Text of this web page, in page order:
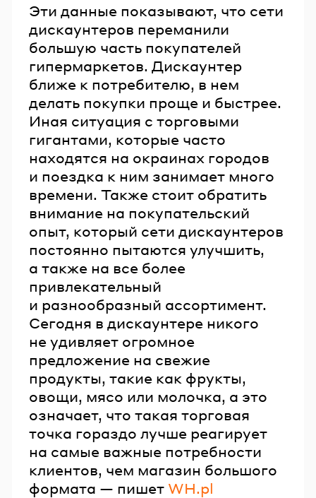
Эти данные показывают, что сети
дискаунтеров переманили
большую часть покупателей
гипермаркетов. Дискаунтер
ближе к потребителю, в нем
делать покупки проще и быстрее.
Иная ситуация с торговыми
гигантами, которые часто
находятся на окраинах городов
и поездка к ним занимает много
времени. Также стоит обратить
внимание на покупательский
опыт, который сети дискаунтеров
постоянно пытаются улучшить,
а также на все более
привлекательный
и разнообразный ассортимент.
Сегодня в дискаунтере никого
не удивляет огромное
предложение на свежие
продукты, такие как фрукты,
овощи, мясо или молочка, а это
означает, что такая торговая
точка гораздо лучше реагирует
на самые важные потребности
клиентов, чем магазин большого
формата — пишет WH.pl